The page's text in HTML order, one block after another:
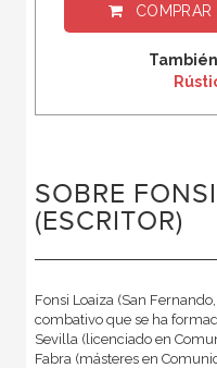
COMPRAR
SOBRE
(ESCRITOR)
Fonsi Loaiza (San
combativo que se ha
Sevilla (licenciado en
Fabra (másteres en